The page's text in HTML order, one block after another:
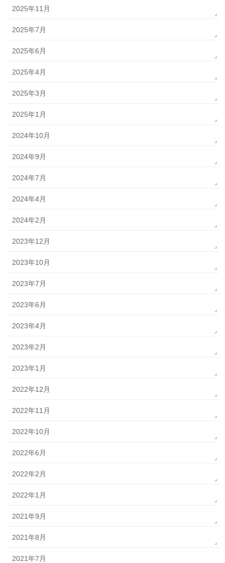
2025年11月
2025年7月
2025年6月
2025年4月
2025年3月
2025年1月
2024年10月
2024年9月
2024年7月
2024年4月
2024年2月
2023年12月
2023年10月
2023年7月
2023年6月
2023年4月
2023年2月
2023年1月
2022年12月
2022年11月
2022年10月
2022年6月
2022年2月
2022年1月
2021年9月
2021年8月
2021年7月